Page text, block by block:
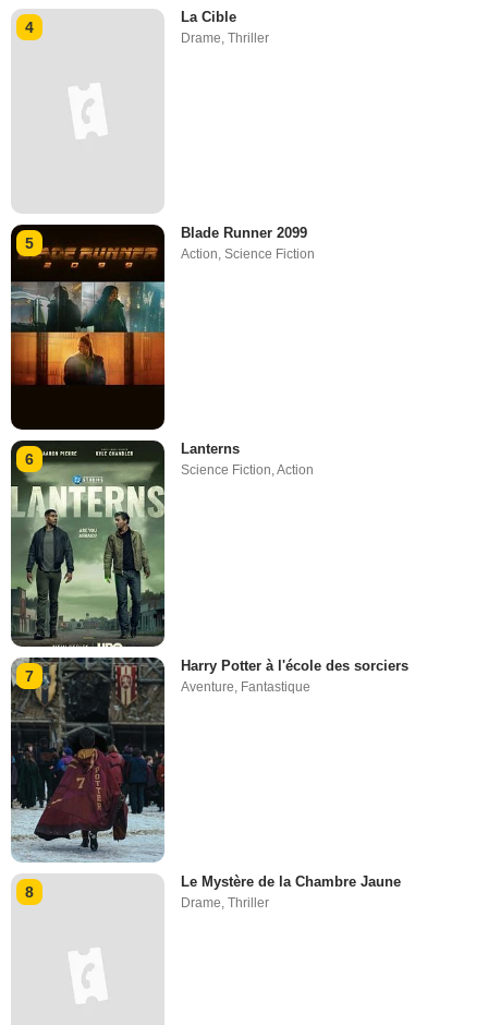
4
La Cible
Drame ,Thriller
5
Blade Runner 2099
Action,Science Fiction
6
Lanterns
Science Fiction,Action
7
Harry Potter à l'école des sorciers
Aventure Fantastique
8
Le Mystère de la Chambre Jaune
Drame,Thriller